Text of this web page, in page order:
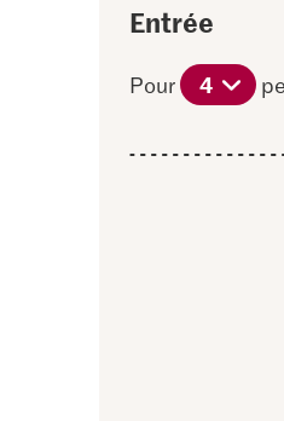
Entrée
Pour 4